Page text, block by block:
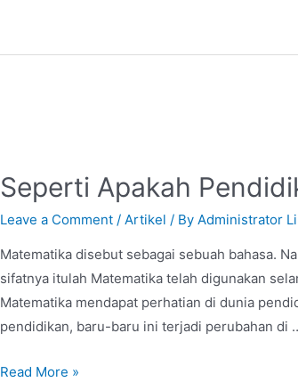
Seperti Apakah
Leave a Comment /Artikel / ByAdministrator
Matematika disebut sebagai sebuah bahasa.
sifatnya itulah Matematika telah digunakan
Matematika mendapat perhatian di dunia
pendidikan, baru-baru ini terjadi perubahan di
Read More »